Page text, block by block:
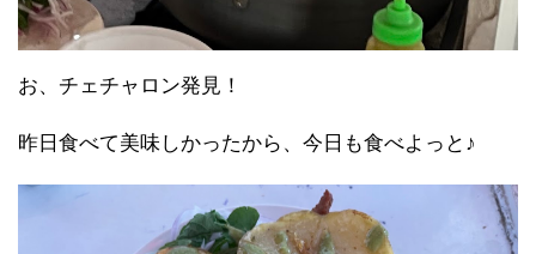
お、チェチャロン発見！
昨日食べて美味しかったから、今日も食べよっと♪